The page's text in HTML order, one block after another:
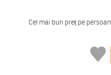
Cel mai bun preț pe